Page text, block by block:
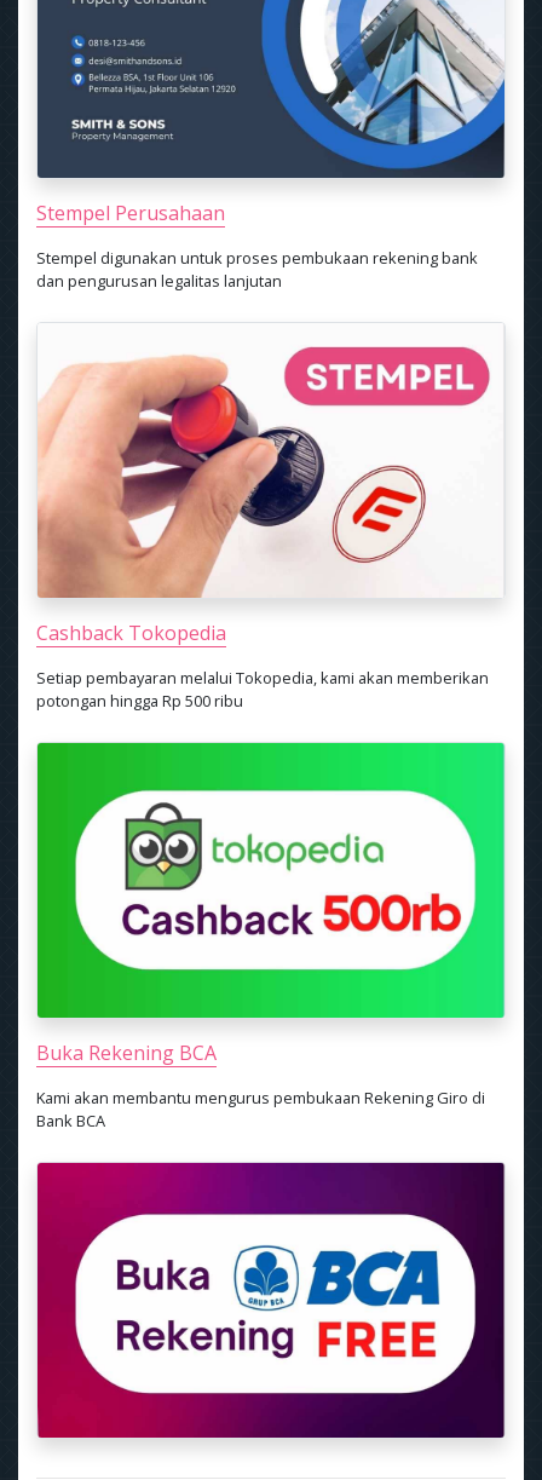
Stempel Perusahaan
Stempel digunakan untuk proses pembukaan rekening bank
dan pengurusan legalitas lanjutan
Cashback Tokopedia
Setiap pembayaran melalui Tokopedia, kami akan memberikan
potongan hingga Rp 500 ribu
Buka Rekening BCA
Kami akan membantu mengurus pembukaan Rekening Giro di
Bank BCA